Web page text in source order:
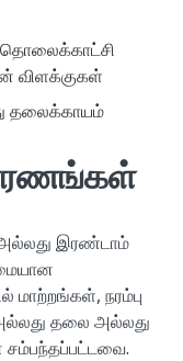
விளக்குகள்
தலைக்காயம்
இரண்டாம்
மாற்றங்கள், நரம்பு
தலை அல்லது
சம்பந்தப்பட்டவை.